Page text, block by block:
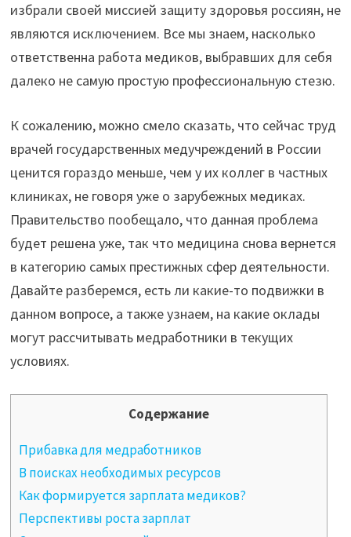
избрали своей миссией защиту здоровья россиян, не
являются исключением. Все мы знаем, насколько
ответственна работа медиков, выбравших для себя
далеко не самую простую профессиональную стезю.
К сожалению, можно смело сказать, что сейчас труд
врачей государственных медучреждений в России
ценится гораздо меньше, чем у их коллег в частных
клиниках, не говоря уже о зарубежных медиках.
Правительство пообещало, что данная проблема
будет решена уже, так что медицина снова вернется
в категорию самых престижных сфер деятельности.
Давайте разберемся, есть ли какие-то подвижки в
данном вопросе, а также узнаем, на какие оклады
могут рассчитывать медработники в текущих
условиях.
Содержание
Прибавка для медработников
В поисках необходимых ресурсов
Как формируется зарплата медиков?
Перспективы роста зарплат